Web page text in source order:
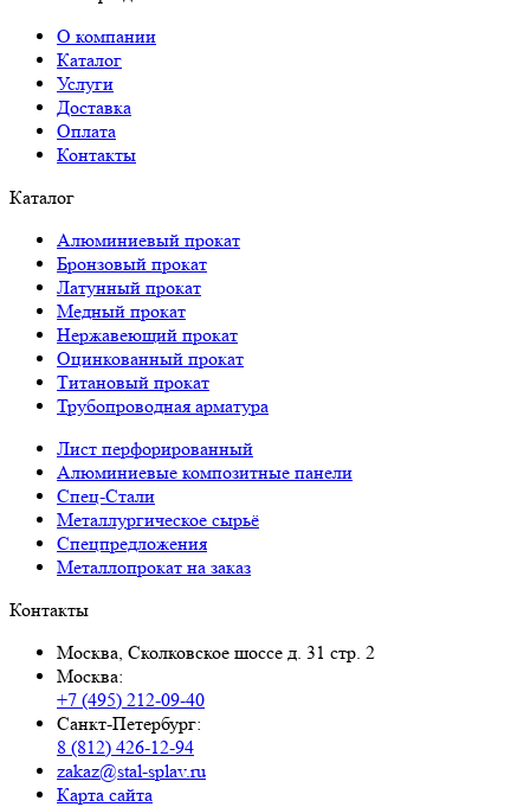
О компании
Каталог
Услуги
Доставка
Оплата
Контакты
Каталог
Алюминиевый прокат
Бронзовый прокат
Латунный прокат
Медный прокат
Нержавеющий прокат
Оцинкованный прокат
Титановый прокат
Трубопроводная арматура
Лист перфорированный
Алюминиевые композитные панели
Спец-Стали
Металлургическое сырьё
Спецпредложения
Металлопрокат на заказ
Контакты
Москва, Сколковское шоссе д. 31 стр. 2
Москва:
+7 (495) 212-09-40
Санкт-Петербург:
8 (812) 426-12-94
zakaz@stal-splav.ru
Карта сайта